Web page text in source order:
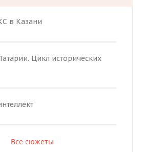
в Казани
Цикл исторических
Все сюжеты